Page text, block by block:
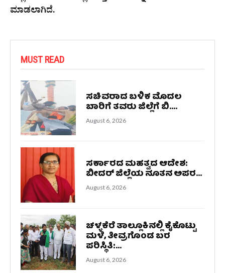
ಮಾಡಲಾಗಿದೆ.
MUST READ
ಸಚಿವರಾದ ಬಳಿಕ ಮೊದಲ
ಬಾರಿಗೆ ತವರು ಜಿಲ್ಲೆಗೆ ಬಿ....
August 6, 2026
ಸರ್ಕಾರದ ಮಹತ್ವದ ಆದೇಶ:
ಬೀದರ್ ಜಿಲ್ಲೆಯ ನೂತನ ಅಪರ...
August 6, 2026
ಚಳ್ಳಕೆರೆ ತಾಲ್ಲೂಕಿನಲ್ಲಿ ಕೈಕೊಟ್ಟು
ಮಳೆ, ತೀವ್ರಗೊಂಡ ಬರ
ಪರಿಸ್ಥಿತಿ:...
August 6, 2026